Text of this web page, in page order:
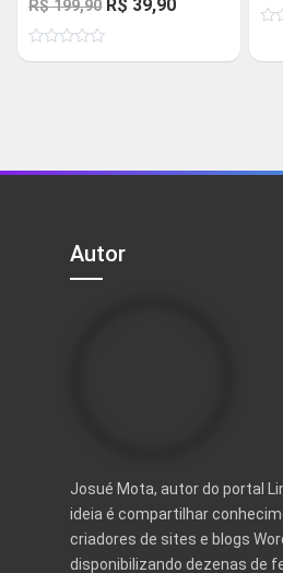
R$199,90
original
R$ 39,90
atual
de
Autor
Josué Mota, autor do portal
ideia é compartilhar
criadores de sites e blogs
disponibilizando dezenas de